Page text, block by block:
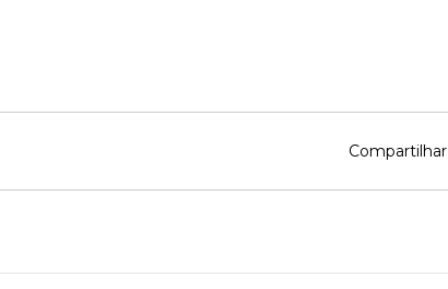
Compartilhar